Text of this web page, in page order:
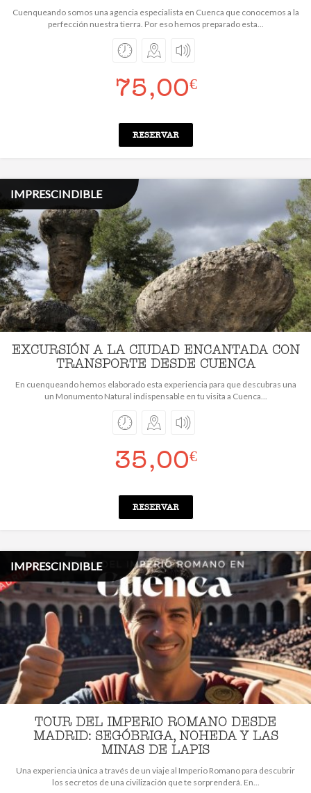
Cuenqueando somos una agencia especialista en Cuenca que conocemos a la
perfección nuestra tierra. Por eso hemos preparado esta...
75,00€
RESERVAR
IMPRESCINDIBLE
EXCURSIÓN A LA CIUDAD ENCANTADA CON
TRANSPORTE DESDE CUENCA
En cuenqueando hemos elaborado esta experiencia para que descubras una
un Monumento Natural indispensable en tu visita a Cuenca...
35,00€
RESERVAR
IMPRESCINDIBLE
TOUR DEL IMPERIO ROMANO DESDE
MADRID: SEGÓBRIGA, NOHEDA Y LAS
MINAS DE LAPIS
Una experiencia única a través de un viaje al Imperio Romano para descubrir
los secretos de una civilización que te sorprenderá. En...